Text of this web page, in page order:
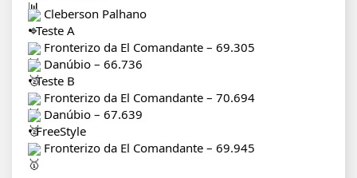
Cleberson Palhano
• Teste A
Fronterizo da El Comandante – 69.305
Danúbio – 66.736
• Teste B
Fronterizo da El Comandante – 70.694
Danúbio – 67.639
• FreeStyle
Fronterizo da El Comandante – 69.945